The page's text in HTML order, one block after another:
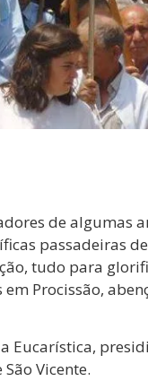
de algumas
passadeiras
tudo para
Procissão,
Eucarística,
Vicente.